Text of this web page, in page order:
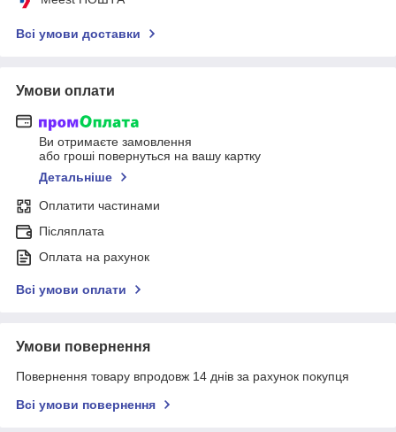
Всі умови доставки
Умови оплати
Ви отримаєте замовлення
або гроші повернуться на вашу картку
Детальніше
Оплатити частинами
Післяплата
Оплата на рахунок
Всі умови оплати
Умови повернення
Повернення товару впродовж 14 днів за рахунок покупця
Всі умови повернення